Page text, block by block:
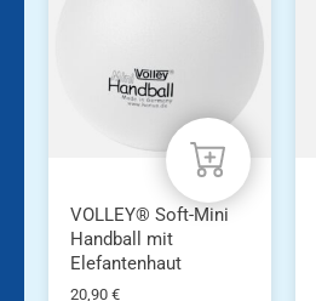
VOLLEY® Soft-Mini
Handball mit
Elefantenhaut
20,90 €